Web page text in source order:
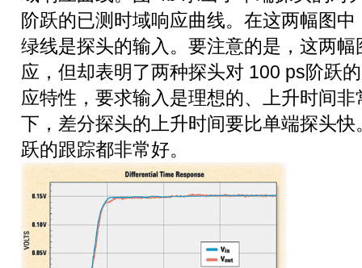
阶跃的已测时域响应曲线。在这两幅图
绿线是探头的输入。要注意的是，这两
应，但却表明了两种探头对 100 ps阶跃
应特性，要求输入是理想的、上升时间
下，差分探头的上升时间要比单端探头
跃的跟踪都非常好。